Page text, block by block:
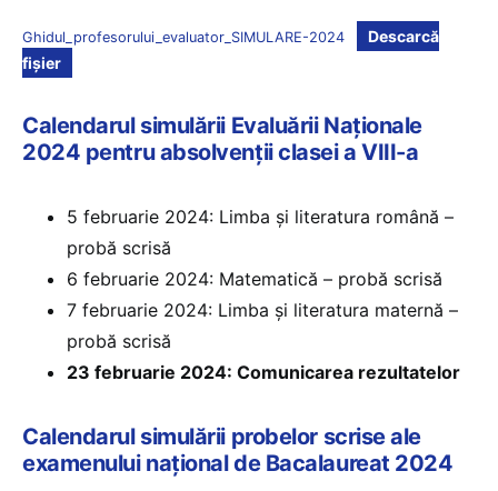
Ghidul_profesorului_evaluator_SIMULARE-2024
Descarcă
fișier
Calendarul simulării Evaluării Naționale
2024 pentru absolvenții clasei a VIII-a
5 februarie 2024: Limba şi literatura română –
probă scrisă
6 februarie 2024: Matematică – probă scrisă
7 februarie 2024: Limba şi literatura maternă –
probă scrisă
23 februarie 2024: Comunicarea rezultatelor
Calendarul simulării probelor scrise ale
examenului național de Bacalaureat 2024